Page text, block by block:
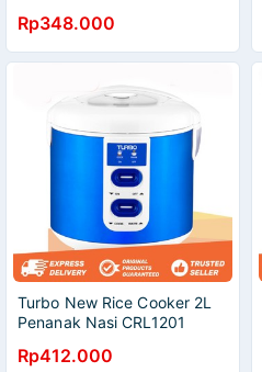
EHM8099
Rp348.000
Turbo New Rice Cooker 2L
Penanak Nasi CRL1201
Rp412.000